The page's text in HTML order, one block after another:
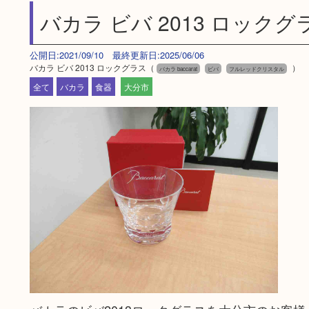
バカラ ビバ 2013 ロックグ
公開日:2021/09/10 最終更新日:2025/06/06
バカラ ビバ 2013 ロックグラス（ バカラ baccarat ビバ フルレッドクリスタル
）
全て
バカラ 食器 大分市